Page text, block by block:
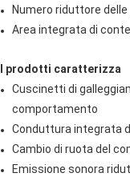
Numero riduttore
Area integrata di
I prodotti caratterizza
Cuscinetti di
comportamento
Conduttura integrata
Cambio di ruota del
Emissione sonora